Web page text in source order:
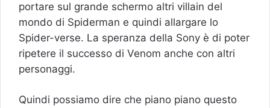
portare sul grande schermo altri villain del
mondo di Spiderman e quindi allargare lo
Spider-verse. La speranza della Sony è di poter
ripetere il successo di Venom anche con altri
personaggi.
Quindi possiamo dire che piano piano questo